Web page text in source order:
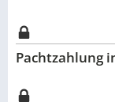
Pachtzahlung